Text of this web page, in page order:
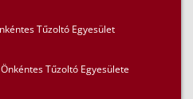
Tűzoltó Egyesület
Tűzoltó Egyesülete